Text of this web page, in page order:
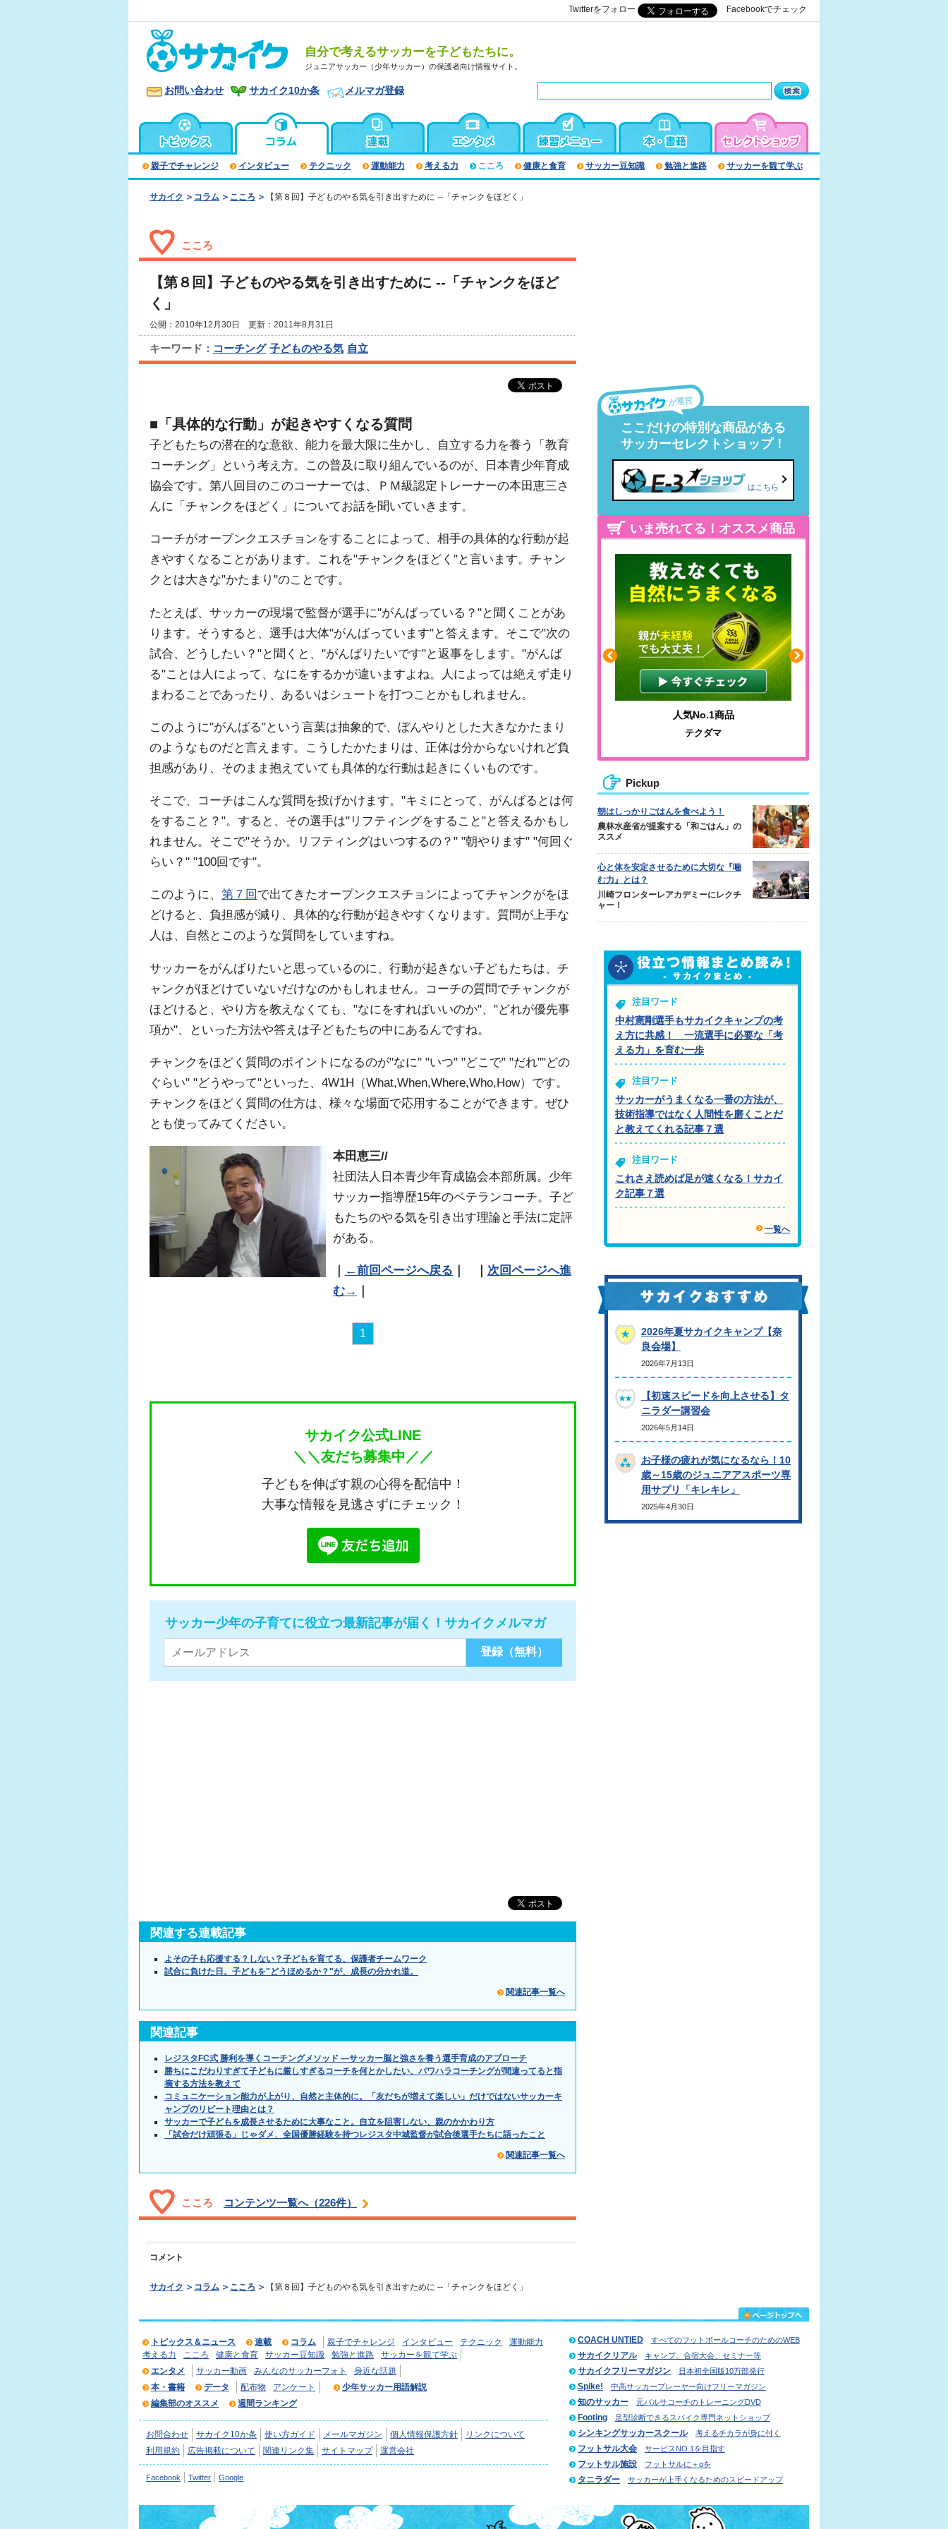
Twitterをフォロー Facebookでチェック
自分で考えるサッカーを子どもたちに。
ジュニアサッカー（少年サッカー）の保護者向け情報サイト。
お問い合わせ サカイク10か条 メルマガ登録
親子でチャレンジ インタビュー テクニック 運動能力 考える力 こころ 健康と食育 サッカー豆知識 勉強と進路 サッカーを観て学ぶ
サカイク コラム こころ 【第８回】子どものやる気を引き出すために --「チャンクをほどく」
こころ
【第８回】子どものやる気を引き出すために --「チャンクをほど
く」
公開：2010年12月30日 更新：2011年8月31日
キーワード： コーチング 子どものやる気 自立
■「具体的な行動」が起きやすくなる質問
子どもたちの潜在的な意欲、能力を最大限に生かし、自立する力を養う「教育
コーチング」という考え方。この普及に取り組んでいるのが、日本青少年育成
協会です。第八回目のこのコーナーでは、ＰＭ級認定トレーナーの本田恵三さ
んに「チャンクをほどく」についてお話を聞いていきます。
コーチがオープンクエスチョンをすることによって、相手の具体的な行動が起
きやすくなることがあります。これを"チャンクをほどく"と言います。チャン
クとは大きな"かたまり"のことです。
たとえば、サッカーの現場で監督が選手に"がんばっている？"と聞くことがあ
ります。そうすると、選手は大体"がんばっています"と答えます。そこで"次の
試合、どうしたい？"と聞くと、"がんばりたいです"と返事をします。"がんば
る"ことは人によって、なにをするかが違いますよね。人によっては絶えず走り
まわることであったり、あるいはシュートを打つことかもしれません。
このように"がんばる"という言葉は抽象的で、ぼんやりとした大きなかたまり
のようなものだと言えます。こうしたかたまりは、正体は分からないけれど負
担感があり、そのまま抱えていても具体的な行動は起きにくいものです。
そこで、コーチはこんな質問を投げかけます。"キミにとって、がんばるとは何
をすること？"。すると、その選手は"リフティングをすること"と答えるかもし
れません。そこで"そうか。リフティングはいつするの？" "朝やります" "何回ぐ
らい？" "100回です"。
このように、 第７回 で出てきたオープンクエスチョンによってチャンクがをほ
どけると、負担感が減り、具体的な行動が起きやすくなります。質問が上手な
人は、自然とこのような質問をしていますね。
サッカーをがんばりたいと思っているのに、行動が起きない子どもたちは、チ
ャンクがほどけていないだけなのかもしれません。コーチの質問でチャンクが
ほどけると、やり方を教えなくても、"なにをすればいいのか"、"どれが優先事
項か"、といった方法や答えは子どもたちの中にあるんですね。
チャンクをほどく質問のポイントになるのが"なに" "いつ" "どこで" "だれ""どの
ぐらい" "どうやって"といった、4W1H（What,When,Where,Who,How）です。
チャンクをほどく質問の仕方は、様々な場面で応用することができます。ぜひ
とも使ってみてください。
本田恵三//
社団法人日本青少年育成協会本部所属。少年
サッカー指導歴15年のベテランコーチ。子ど
もたちのやる気を引き出す理論と手法に定評
がある。
←前回ページへ戻る
次回ページへ進
む→
1
サカイク公式LINE
＼＼友だち募集中／／
子どもを伸ばす親の心得を配信中！
大事な情報を見逃さずにチェック！
サッカー少年の子育てに役立つ最新記事が届く！サカイクメルマガ
関連する連載記事
よその子も応援する？しない？子どもを育てる、保護者チームワーク
試合に負けた日。子どもを"どうほめるか？"が、成長の分かれ道。
関連記事一覧へ
関連記事
レジスタFC式 勝利を導くコーチングメソッド ―サッカー脳と強さを養う選手育成のアプローチ
勝ちにこだわりすぎて子どもに厳しすぎるコーチを何とかしたい、パワハラコーチングが間違ってると指
摘する方法を教えて
コミュニケーション能力が上がり、自然と主体的に。「友だちが増えて楽しい」だけではないサッカーキ
ャンプのリピート理由とは？
サッカーで子どもを成長させるために大事なこと。自立を阻害しない、親のかかわり方
「試合だけ頑張る」じゃダメ、全国優勝経験を持つレジスタ中城監督が試合後選手たちに語ったこと
関連記事一覧へ
こころ コンテンツ一覧へ（226件）
コメント
サカイク コラム こころ 【第８回】子どものやる気を引き出すために --「チャンクをほどく」
が運営
ここだけの特別な商品がある
サッカーセレクトショップ！
はこちら
いま売れてる！オススメ商品
ジュニアレッグリカバリー
人気No.1商品
テクダマ
Pickup
朝はしっかりごはんを食べよう！
農林水産省が提案する「和ごはん」の
ススメ
心と体を安定させるために大切な『噛
む力』とは？
川崎フロンターレアカデミーにレクチ
ャー！
注目ワード
中村憲剛選手もサカイクキャンプの考
え方に共感！ 一流選手に必要な「考
える力」を育む一歩
注目ワード
サッカーがうまくなる一番の方法が、
技術指導ではなく人間性を磨くことだ
と教えてくれる記事７選
注目ワード
これさえ読めば足が速くなる！サカイ
ク記事７選
一覧へ
2026年夏サカイクキャンプ【奈
良会場】
2026年7月13日
【初速スピードを向上させる】タ
ニラダー講習会
2026年5月14日
お子様の疲れが気になるなら！10
歳～15歳のジュニアアスポーツ専
用サプリ「キレキレ」
2025年4月30日
トピックス＆ニュース 連載 コラム 親子でチャレンジ インタビュー テクニック
運動能力
考える力
こころ 健康と食育 サッカー豆知識 勉強と進路
サッカーを観て学ぶ
エンタメ
サッカー動画 みんなのサッカーフォト
身近な話題
本・書籍
データ 配布物 アンケート
少年サッカー用語解説
編集部のオススメ
週間ランキング
お問合わせ サカイク10か条 使い方ガイド メールマガジン 個人情報保護方針
リンクについて
利用規約
広告掲載について 関連リンク集 サイトマップ 運営会社
Facebook Twitter Google
COACH UNTIED すべてのフットボールコーチのためのWEB
サカイクリアル キャンプ、合宿大会、セミナー等
サカイクフリーマガジン 日本初全国版10万部発行
Spike! 中高サッカープレーヤー向けフリーマガジン
知のサッカー 元バルサコーチのトレーニングDVD
Footing 足型診断できるスパイク専門ネットショップ
シンキングサッカースクール 考えるチカラが身に付く
フットサル大会 サービスNO.1を目指す
フットサル施設 フットサルに＋αを
タニラダー サッカーが上手くなるためのスピードアップ